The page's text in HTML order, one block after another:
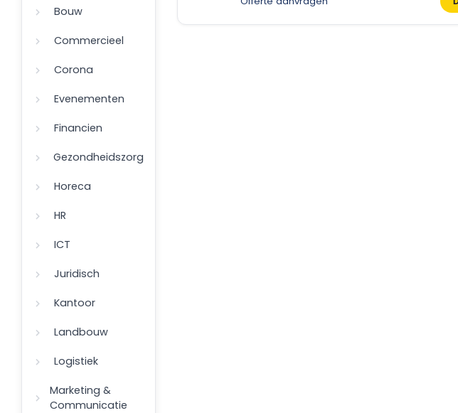
Bouw
Commercieel
Corona
Evenementen
Financien
Gezondheidszorg
Horeca
HR
ICT
Juridisch
Kantoor
Landbouw
Logistiek
Marketing &
Communicatie